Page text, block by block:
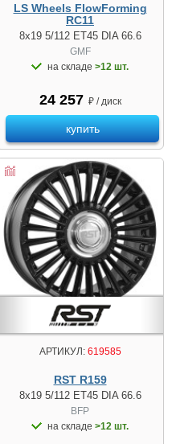
LS Wheels FlowForming
RC11
8x19 5/112 ET45 DIA 66.6
GMF
на складе >12 шт.
24 257 ₽ / диск
купить
АРТИКУЛ:619585
RST R159
8x19 5/112 ET45 DIA 66.6
BFP
на складе >12 шт.